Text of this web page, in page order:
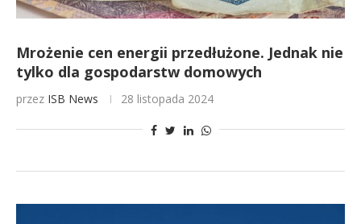
Mrożenie cen energii przedłużone. Jednak nie
tylko dla gospodarstw domowych
przez ISB News 28 listopada 2024